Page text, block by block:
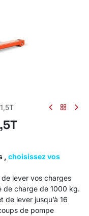
, choisissez vos
lever vos charges
de charge de 1000 kg.
de lever jusqu’à 16
de pompe